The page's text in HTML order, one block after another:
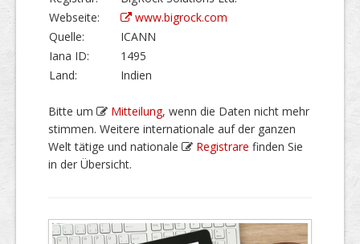
Webseite:
www.bigrock.com
Quelle:
ICANN
Iana ID:
1495
Land:
Indien
Bitte um Mitteilung, wenn die Daten nicht mehr
stimmen. Weitere internationale auf der ganzen
Welt tätige und nationale
Registrare finden Sie
in der Übersicht.